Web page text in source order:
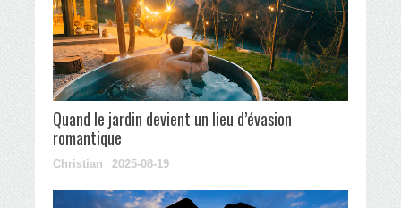
Quand le jardin devient un lieu d’évasion
romantique
Christian 2025-08-19